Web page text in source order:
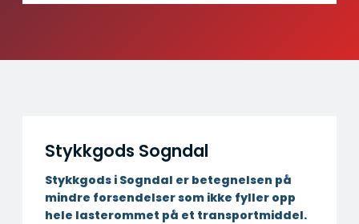
Stykkgods Sogndal
Stykkgods i Sogndal er betegnelsen på
mindre forsendelser som ikke fyller opp
hele lasterommet på et transportmiddel.